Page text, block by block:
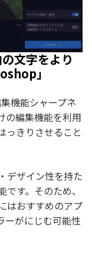
文字をより
」
機能シャープネ
の編集機能を利用
っきりさせること
デザイン性を持た
す。そのため、
はおすすめのアプ
ーがにじむ可能性